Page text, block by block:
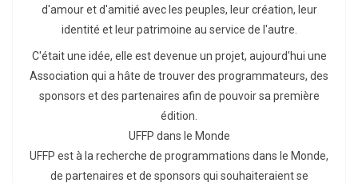
d'amour et d'amitié avec les peuples, leur création, leur
identité et leur patrimoine au service de l'autre.
C'était une idée, elle est devenue un projet, aujourd'hui une
Association qui a hâte de trouver des programmateurs, des
sponsors et des partenaires afin de pouvoir sa première
édition.
UFFP dans le Monde
UFFP est à la recherche de programmations dans le Monde,
de partenaires et de sponsors qui souhaiteraient se